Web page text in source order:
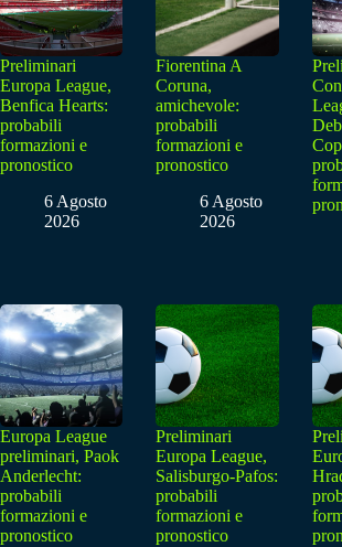
Preliminari
Europa League,
Benfica Hearts:
probabili
formazioni e
pronostico
6 Agosto
2026
Fiorentina A
Coruna,
amichevole:
probabili
formazioni e
pronostico
6 Agosto
2026
Europa League
preliminari, Paok
Anderlecht:
probabili
formazioni e
pronostico
Preliminari
Europa League,
Salisburgo-Pafos:
probabili
formazioni e
pronostico